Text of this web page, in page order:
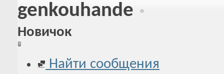
genkouhande
Новичок
Найти сообщения